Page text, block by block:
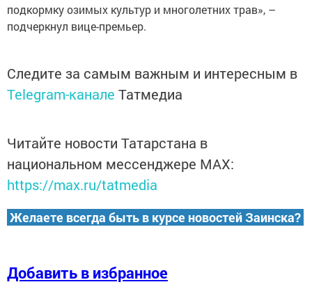
подкормку озимых культур и многолетних трав», –
подчеркнул вице-премьер.
Следите за самым важным и интересным в
Telegram-канале Татмедиа
Читайте новости Татарстана в
национальном мессенджере MАХ:
https://max.ru/tatmedia
Желаете всегда быть в курсе новостей Заинска?
Добавить в избранное